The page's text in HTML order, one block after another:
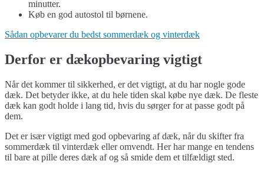
minutter.
Køb en god autostol til børnene.
Sådan opbevarer du bedst sommerdæk og vinterdæk
Derfor er dækopbevaring vigtigt
Når det kommer til sikkerhed, er det vigtigt, at du har nogle gode
dæk. Det betyder ikke, at du hele tiden skal købe nye dæk. De fleste
dæk kan godt holde i lang tid, hvis du sørger for at passe godt på
dem.
Det er især vigtigt med god opbevaring af dæk, når du skifter fra
sommerdæk til vinterdæk eller omvendt. Her har mange en tendens
til bare at pille deres dæk af og så smide dem et tilfældigt sted.